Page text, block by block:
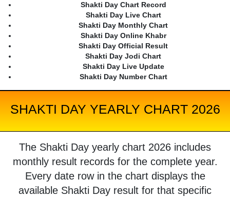
Shakti Day Chart Record
Shakti Day Live Chart
Shakti Day Monthly Chart
Shakti Day Online Khabr
Shakti Day Official Result
Shakti Day Jodi Chart
Shakti Day Live Update
Shakti Day Number Chart
SHAKTI DAY YEARLY CHART 2026
The Shakti Day yearly chart 2026 includes
monthly result records for the complete year.
Every date row in the chart displays the
available Shakti Day result for that specific